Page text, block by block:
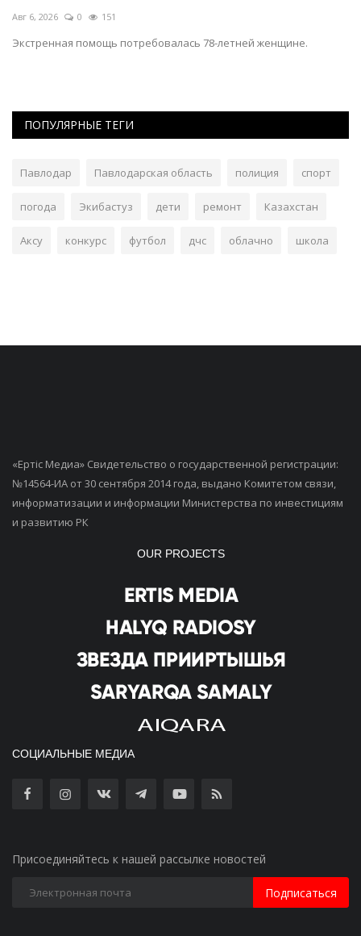
Авг 6, 2026 0 151
Экстренная помощь потребовалась 78-летней женщине.
ПОПУЛЯРНЫЕ ТЕГИ
Павлодар Павлодарская область полиция спорт
погода Экибастуз дети ремонт Казахстан
Аксу конкурс футбол дчс облачно школа
«Ертiс Медиа» Свидетельство о государственной регистрации:
№14564-ИА от 30 сентября 2014 года, выдано Комитетом связи,
информатизации и информации Министерства по инвестициям
и развитию РК
OUR PROJECTS
СОЦИАЛЬНЫЕ МЕДИА
Присоединяйтесь к нашей рассылке новостей
Подписаться